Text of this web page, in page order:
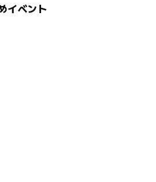
イベント